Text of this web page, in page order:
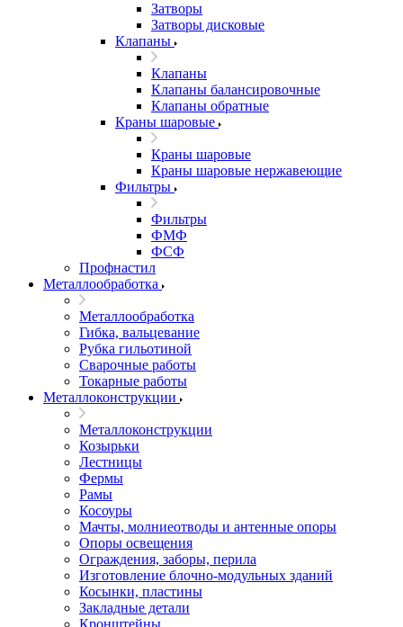
Затворы
Затворы дисковые
Клапаны
Клапаны
Клапаны балансировочные
Клапаны обратные
Краны шаровые
Краны шаровые
Краны шаровые нержавеющие
Фильтры
Фильтры
ФМФ
ФСФ
Профнастил
Металлообработка
Металлообработка
Гибка, вальцевание
Рубка гильотиной
Сварочные работы
Токарные работы
Металлоконструкции
Металлоконструкции
Козырьки
Лестницы
Фермы
Рамы
Косоуры
Мачты, молниеотводы и антенные опоры
Опоры освещения
Ограждения, заборы, перила
Изготовление блочно-модульных зданий
Косынки, пластины
Закладные детали
Кронштейны